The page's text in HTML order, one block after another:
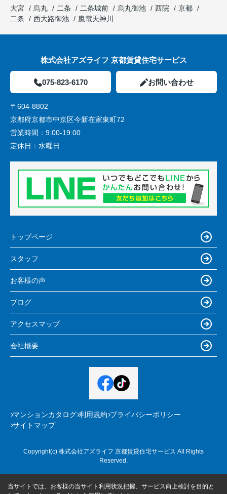
大宮
烏丸 二条 二条城前 烏丸御池 西院
京都
二条
西大路御池 嵐電天神川
株式会社アズライフ 京都賃貸住宅サービス
075-823-6170 お問い合わせ
〒604-8802
京都府京都市中京区今新在家東町72
営業時間： 9:00-19:00
定休日： 水曜日
トップページ
スタッフ
お客様の声
ブログ
アクセスマップ
会社概要
マンションカタログ 利用規約 プライバシーポリシー
サイトマップ
Copyright(c) 株式会社アズライフ 京都賃貸住宅サービス All Rights
Reserved.
当サイトでは、お客様の当サイト利用状況把握、サービス向上検討を目的と